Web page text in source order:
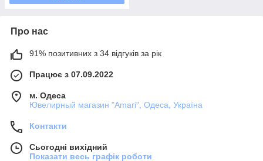
Про нас
91% позитивних з 34 відгуків за рік
Працює з 07.09.2022
м. Одеса
Ювелирный магазин "Amari", Одеса, Україна
Контакти
Сьогодні вихідний
Показати весь графік роботи